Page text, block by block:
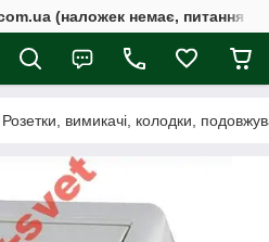
(наложек немає, питання у
Розетки, вимикачі, колодки,